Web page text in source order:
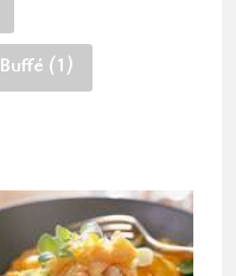
Buffé (1)